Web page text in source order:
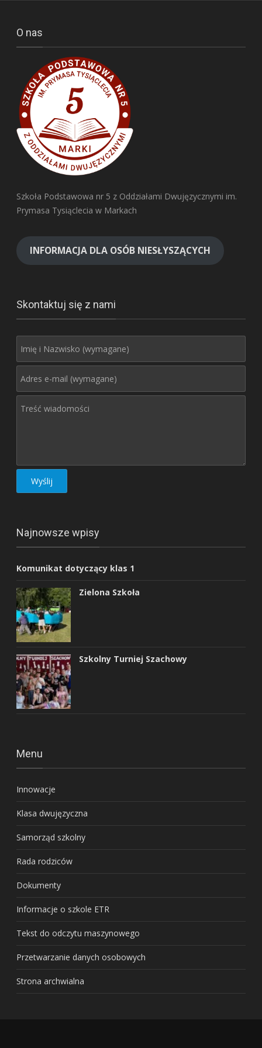
O nas
Szkoła Podstawowa nr 5 z Oddziałami Dwujęzycznymi im.
Prymasa Tysiąclecia w Markach
INFORMACJA DLA OSÓB NIESŁYSZĄCYCH
Skontaktuj się z nami
Najnowsze wpisy
Komunikat dotyczący klas 1
Zielona Szkoła
Szkolny Turniej Szachowy
Menu
Innowacje
Klasa dwujęzyczna
Samorząd szkolny
Rada rodziców
Dokumenty
Informacje o szkole ETR
Tekst do odczytu maszynowego
Przetwarzanie danych osobowych
Strona archwialna